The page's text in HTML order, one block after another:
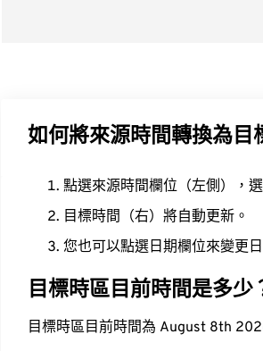
如何將來源時間轉換為目
點選來源時間欄位（左側），
目標時間（右）將自動更新。
您也可以點選日期欄位來變更日
目標時區目前時間是多少
目標時區目前時間為 August 8th